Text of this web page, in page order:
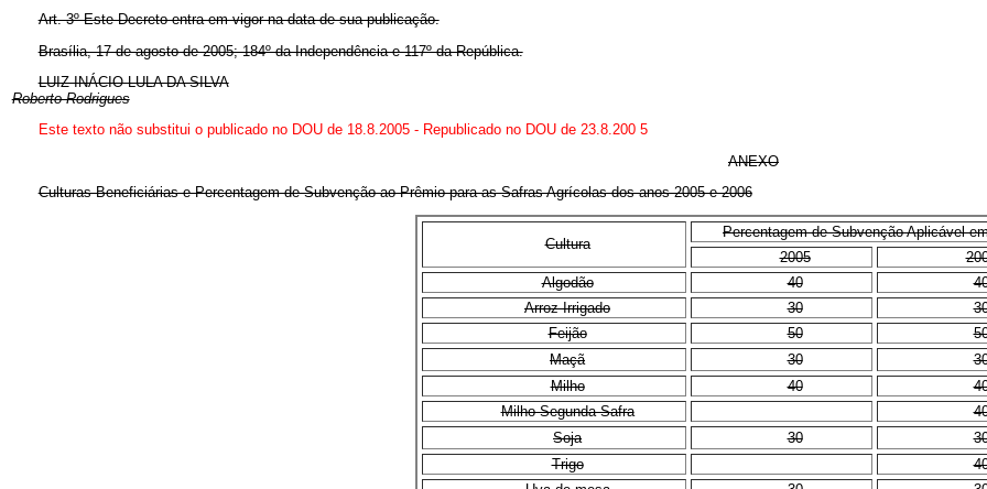
Art. 3º Este Decreto entra em vigor na data de sua publicação.
Brasília, 17 de agosto de 2005; 184º da Independência e 117º da República.
LUIZ INÁCIO LULA DA SILVA
Roberto Rodrigues
Este texto não substitui o publicado no DOU de 18.8.2005 - Republicado no DOU de 23.8.200 5
ANEXO
Culturas Beneficiárias e Percentagem de Subvenção ao Prêmio para as Safras Agrícolas dos anos 2005 e 2006
Cultura
Percentagem de Subvenção Aplicável
2005
Algodão
40
Arroz Irrigado
30
Feijão
50
Maçã
30
Milho
40
Milho Segunda Safra
Soja
30
Trigo